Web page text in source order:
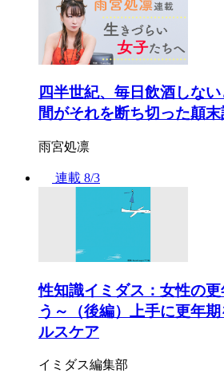
四半世紀、毎日飲酒しな
間がそれを断ち切った顛末
雨宮処凛
連載 8/3
性知識イミダス：女性の
う～（後編）上手に更年
ルスケア
イミダス編集部